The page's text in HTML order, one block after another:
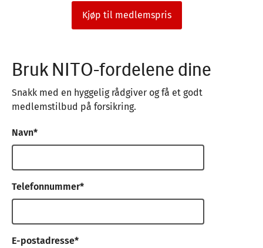
Kjøp til medlemspris
Bruk NITO-fordelene dine
Snakk med en hyggelig rådgiver og få et godt
medlemstilbud på forsikring.
Navn
Telefonnummer
E-postadresse